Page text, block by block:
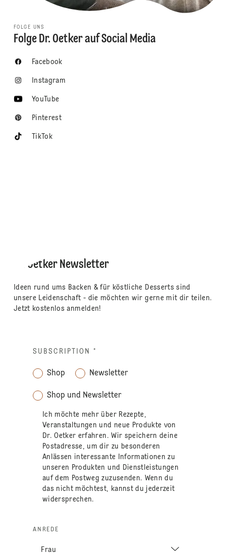
FOLGE UNS
Folge Dr. Oetker auf Social Media
Facebook
Instagram
YouTube
Pinterest
TikTok
Dr. Oetker Newsletter
Ideen rund ums Backen & für köstliche Desserts sind
unsere Leidenschaft - die möchten wir gerne mit dir teilen.
Jetzt kostenlos anmelden!
SUBSCRIPTION *
Shop Newsletter
Shop und Newsletter
Ich möchte mehr über Rezepte,
Veranstaltungen und neue Produkte von
Dr. Oetker erfahren. Wir speichern deine
Postadresse, um dir zu besonderen
Anlässen interessante Informationen zu
unseren Produkten und Dienstleistungen
auf dem Postweg zuzusenden. Wenn du
das nicht möchtest, kannst du jederzeit
widersprechen.
ANREDE